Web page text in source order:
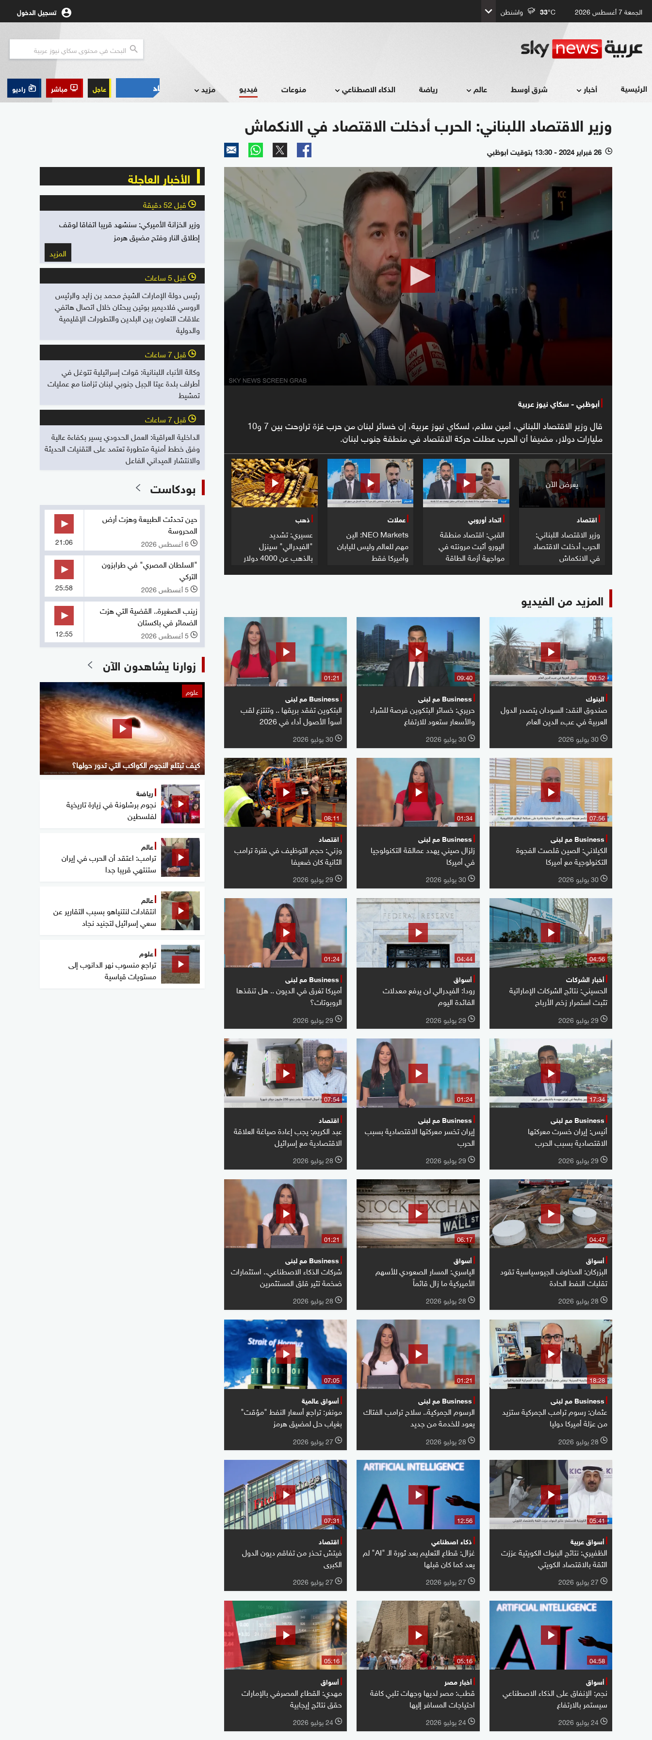
الجمعة 7 أغسطس 2026 33°C واشنطن تسجيل الدخول
الرئيسية أخبار شرق أوسط عالم رياضة الذكاء الاصطناعي منوعات فيديو مزيد عاجل مباشر راديو
وزير الاقتصاد اللبناني: الحرب أدخلت الاقتصاد في الانكماش
l 26 فبراير 2024 - 13:30 بتوقيت أبوظبي
seconds
1
minute,
17
secondsVolume
90%
أبوظبي - سكاي نيوز عربية
قال وزير الاقتصاد اللبناني، أمين سلام، لسكاي نيوز عربية، إن خسائر لبنان من حرب غزة تراوحت بين 7 و10
مليارات دولار، مضيفا أن الحرب عطلت حركة الاقتصاد في منطقة جنوب لبنان.
يعرض الآن
اقتصاد
وزير الاقتصاد اللبناني:
الحرب أدخلت الاقتصاد
في الانكماش
اتحاد أوروبي
القبي: اقتصاد منطقة
اليورو أثبت مرونته في
مواجهة أزمة الطاقة
عملات
NEO Markets: الين
مهم للعالم وليس لليابان
وأميركا فقط
ذهب
عسيري: تشديد
"الفيدرالي" سينزل
بالذهب عن 4000 دولار
المزيد من الفيديو
00:52
البنوك
صندوق النقد: السودان يتصدر الدول
العربية في عبء الدين العام
l 30 يوليو 2026
09:40
Business مع لبنى
حريري: خسائر البتكوين فرصة للشراء
والأسعار ستعود للارتفاع
l 30 يوليو 2026
01:21
Business مع لبنى
البتكوين تفقد بريقها .. وتنتزع لقب
أسوأ الأصول أداء في 2026
l 30 يوليو 2026
07:56
Business مع لبنى
الكيلاني: الصين قلصت الفجوة
التكنولوجية مع أميركا
l 30 يوليو 2026
01:34
Business مع لبنى
زلزال صيني يهدد عمالقة التكنولوجيا
في أميركا
l 30 يوليو 2026
08:11
اقتصاد
وزني: حجم التوظيف في فترة ترامب
الثانية كان ضعيفا
l 29 يوليو 2026
04:56
أخبار الشركات
الحسيني: نتائج الشركات الإماراتية
تثبت استمرار زخم الأرباح
l 29 يوليو 2026
04:44
أسواق
رودا: الفيدرالي لن يرفع معدلات
الفائدة اليوم
l 29 يوليو 2026
01:24
Business مع لبنى
أميركا تغرق في الديون .. هل تنقذها
الروبوتات؟
l 29 يوليو 2026
17:34
Business مع لبنى
أنيس: إيران خسرت معركتها
الاقتصادية بسبب الحرب
l 29 يوليو 2026
01:24
Business مع لبنى
إيران تخسر معركتها الاقتصادية بسبب
الحرب
l 29 يوليو 2026
07:54
اقتصاد
عبد الكريم: يجب إعادة صياغة العلاقة
الاقتصادية مع إسرائيل
l 28 يوليو 2026
04:47
أسواق
البزركان: المخاوف الجيوسياسية تقود
تقلبات النفط الحادة
l 28 يوليو 2026
06:17
أسواق
الياسري: المسار الصعودي للأسهم
الأميركية ما زال قائماً
l 28 يوليو 2026
01:21
Business مع لبنى
شركات الذكاء الاصطناعي.. استثمارات
ضخمة تثير قلق المستثمرين
l 28 يوليو 2026
18:28
Business مع لبنى
عثمان: رسوم ترامب الجمركية ستزيد
من عزلة أميركا دوليا
l 28 يوليو 2026
01:21
Business مع لبنى
الرسوم الجمركية.. سلاح ترامب الفتاك
يعود للخدمة من جديد
l 28 يوليو 2026
07:05
أسواق عالمية
مونغر: تراجع أسعار النفط "مؤقت"
بغياب حل لمضيق هرمز
l 27 يوليو 2026
05:41
أسواق عربية
الظفيري: نتائج البنوك الكويتية عززت
الثقة بالاقتصاد الكويتي
l 27 يوليو 2026
12:56
ذكاء اصطناعي
غزال: قطاع التعليم بعد ثورة الـ "AI" لم
يعد كما كان قبلها
l 27 يوليو 2026
07:31
اقتصاد
فيتش تحذر من تفاقم ديون الدول
الكبرى
l 27 يوليو 2026
04:58
أسواق
نجم: الإنفاق على الذكاء الاصطناعي
سيستمر بالارتفاع
l 24 يوليو 2026
05:16
أخبار مصر
قطب: مصر لديها وجهات تلبي كافة
احتياجات المسافر إليها
l 24 يوليو 2026
05:16
أسواق
مهدي: القطاع المصرفي بالإمارات
حقق نتائج إيجابية
l 24 يوليو 2026
الأخبار العاجلة
l قبل 52 دقيقة
وزير الخزانة الأميركي: سنشهد قريبا اتفاقا لوقف
إطلاق النار وفتح مضيق هرمز
المزيد
l قبل 5 ساعات
رئيس دولة الإمارات الشيخ محمد بن زايد والرئيس
الروسي فلاديمير بوتين يبحثان خلال اتصال هاتفي
علاقات التعاون بين البلدين والتطورات الإقليمية
والدولية
l قبل 7 ساعات
وكالة الأنباء اللبنانية: قوات إسرائيلية تتوغل في
أطراف بلدة عيتا الجبل جنوبي لبنان تزامنا مع عمليات
تمشيط
l قبل 7 ساعات
الداخلية العراقية: العمل الحدودي يسير بكفاءة عالية
وفق خطط أمنية متطورة تعتمد على التقنيات الحديثة
والانتشار الميداني الفاعل
بودكاست
حين تحدثت الطبيعة وهزت أرض
المحروسة
l 6 أغسطس 2026 21:06
"السلطان المصري" في طرابزون
التركي
l 5 أغسطس 2026 25:58
زينب الصغيرة.. القضية التي هزت
الضمائر في باكستان
l 5 أغسطس 2026 12:55
زوارنا يشاهدون الآن
علوم
كيف تبتلع النجوم الكواكب التي تدور حولها؟
رياضة
نجوم برشلونة في زيارة تاريخية
لفلسطين
عالم
ترامب: اعتقد أن الحرب في إيران
ستنتهي قريبا جدا
عالم
انتقادات لنتنياهو بسبب التقارير عن
سعي إسرائيل لتجنيد نجاد
علوم
تراجع منسوب نهر الدانوب إلى
مستويات قياسية